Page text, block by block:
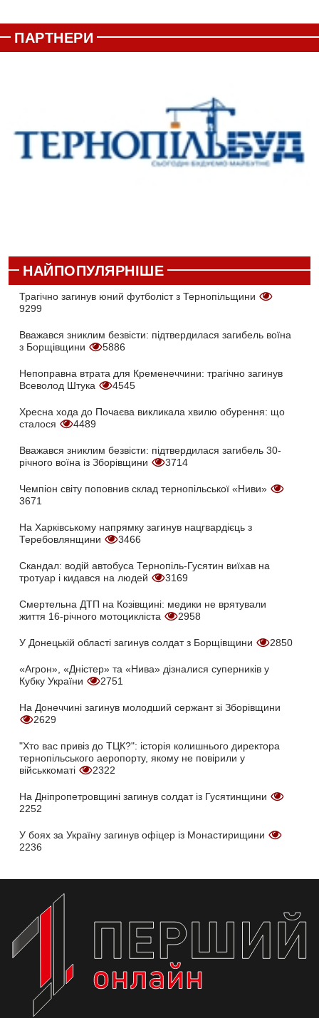
ПАРТНЕРИ
НАЙПОПУЛЯРНІШЕ
Трагічно загинув юний футболіст з Тернопільщини
9299
Вважався зниклим безвісти: підтвердилася загибель воїна
з Борщівщини
5886
Непоправна втрата для Кременеччини: трагічно загинув
Всеволод Штука
4545
Хресна хода до Почаєва викликала хвилю обурення: що
сталося
4489
Вважався зниклим безвісти: підтвердилася загибель 30-
річного воїна із Зборівщини
3714
Чемпіон світу поповнив склад тернопільської «Ниви»
3671
На Харківському напрямку загинув нацгвардієць з
Теребовлянщини
3466
Скандал: водій автобуса Тернопіль-Гусятин виїхав на
тротуар і кидався на людей
3169
Смертельна ДТП на Козівщині: медики не врятували
життя 16-річного мотоцикліста
2958
У Донецькій області загинув солдат з Борщівщини 2850
«Агрон», «Дністер» та «Нива» дізналися суперників у
Кубку України
2751
На Донеччині загинув молодший сержант зі Зборівщини
2629
"Хто вас привіз до ТЦК?": історія колишнього директора
тернопільського аеропорту, якому не повірили у
військкоматі
2322
На Дніпропетровщині загинув солдат із Гусятинщини
2252
У боях за Україну загинув офіцер із Монастирищини
2236